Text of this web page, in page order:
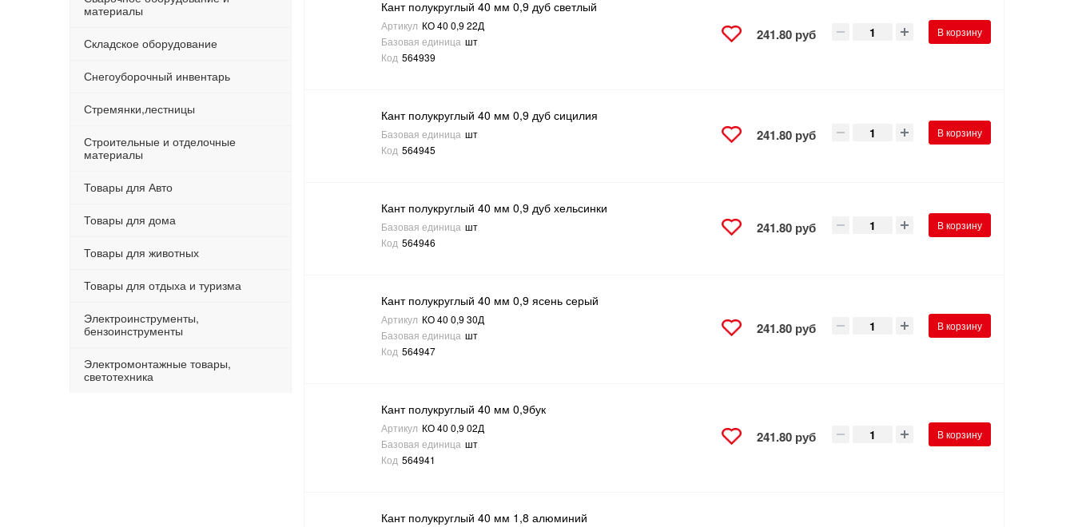
материалы
Складское оборудование
Снегоуборочный инвентарь
Стремянки,лестницы
Строительные и отделочные
материалы
Товары для Авто
Товары для дома
Товары для животных
Товары для отдыха и туризма
Электроинструменты,
бензоинструменты
Электромонтажные товары,
светотехника
Кант полукруглый 40 мм 0,9 дуб светлый
Артикул КО 40 0,9 22Д
Базовая единица шт
Код 564939
241.80 руб В корзину
Кант полукруглый 40 мм 0,9 дуб сицилия
Базовая единица шт
Код 564945
241.80 руб В корзину
Кант полукруглый 40 мм 0,9 дуб хельсинки
Базовая единица шт
Код 564946
241.80 руб В корзину
Кант полукруглый 40 мм 0,9 ясень серый
Артикул КО 40 0,9 30Д
Базовая единица шт
Код 564947
241.80 руб В корзину
Кант полукруглый 40 мм 0,9бук
Артикул КО 40 0,9 02Д
Базовая единица шт
Код 564941
241.80 руб В корзину
Кант полукруглый 40 мм 1,8 алюминий